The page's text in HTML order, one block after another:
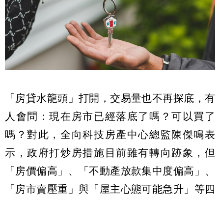
「房貸水龍頭」打開，交易量也不再探底，有
人會問：現在房市已經落底了嗎？可以買了
嗎？對此，全向科技房產中心總監陳傑鳴表
示，政府打炒房措施目前雖有轉向跡象，但
「房價偏高」、「不動產放款集中度偏高」、
「房市賣壓重」與「屋主心態可能急升」等四